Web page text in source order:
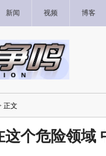
新闻 视频 博客
正文
这个危险领域